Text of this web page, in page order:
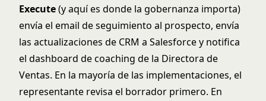
Execute(y aquí es donde la gobernanza importa)
envía el email de seguimiento al prospecto, envía
las actualizaciones de CRM a Salesforce y notifica
el dashboard de coaching de la Directora de
Ventas. En la mayoría de las implementaciones, el
representante revisa el borrador primero. En